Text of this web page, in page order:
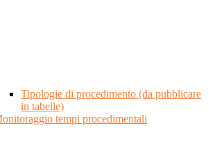
Tipologie di procedimento (da pubblicare
in tabelle)
tempi procedimentali